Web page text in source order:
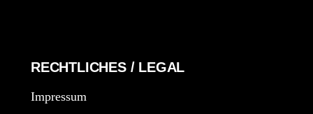
RECHTLICHES / LEGAL
Impressum